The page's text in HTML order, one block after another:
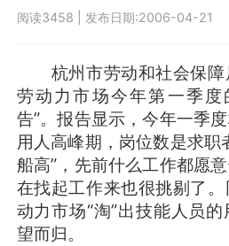
阅读3458 发布日期:2006-04-21
杭州市劳动和社会保障
劳动力市场今年第一季度
告”。报告显示，今年一季
用人高峰期，岗位数是求职
船高”，先前什么工作都愿
在找起工作来也很挑剔了
动力市场“淘”出技能人员
望而归。